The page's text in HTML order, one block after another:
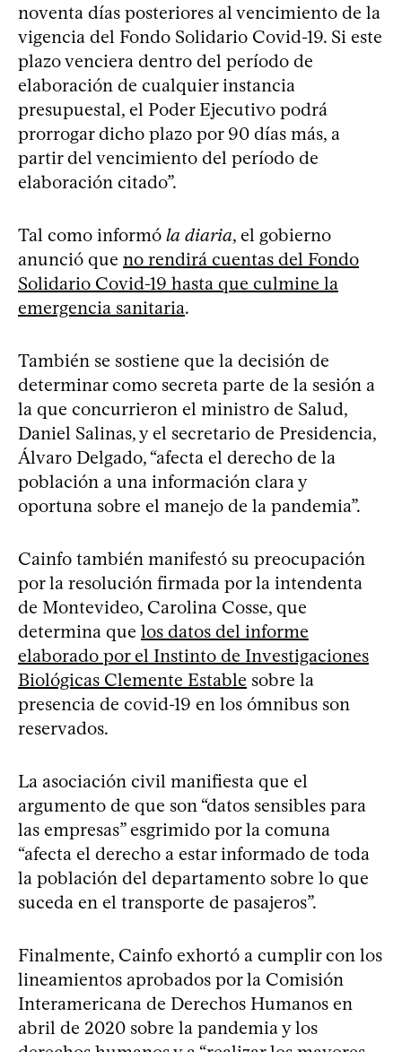
noventa días posteriores al vencimiento de la
vigencia del Fondo Solidario Covid-19. Si este
plazo venciera dentro del período de
elaboración de cualquier instancia
presupuestal, el Poder Ejecutivo podrá
prorrogar dicho plazo por 90 días más, a
partir del vencimiento del período de
elaboración citado”.
Tal como informó la diaria, el gobierno
anunció que no rendirá cuentas del Fondo
Solidario Covid-19 hasta que culmine la
emergencia sanitaria.
También se sostiene que la decisión de
determinar como secreta parte de la sesión a
la que concurrieron el ministro de Salud,
Daniel Salinas, y el secretario de Presidencia,
Álvaro Delgado, “afecta el derecho de la
población a una información clara y
oportuna sobre el manejo de la pandemia”.
Cainfo también manifestó su preocupación
por la resolución firmada por la intendenta
de Montevideo, Carolina Cosse, que
determina que los datos del informe
elaborado por el Instinto de Investigaciones
Biológicas Clemente Estable sobre la
presencia de covid-19 en los ómnibus son
reservados.
La asociación civil manifiesta que el
argumento de que son “datos sensibles para
las empresas” esgrimido por la comuna
“afecta el derecho a estar informado de toda
la población del departamento sobre lo que
suceda en el transporte de pasajeros”.
Finalmente, Cainfo exhortó a cumplir con los
lineamientos aprobados por la Comisión
Interamericana de Derechos Humanos en
abril de 2020 sobre la pandemia y los